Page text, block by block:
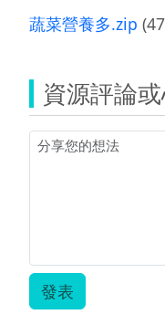
蔬菜營養多.zip
資源評論
發表